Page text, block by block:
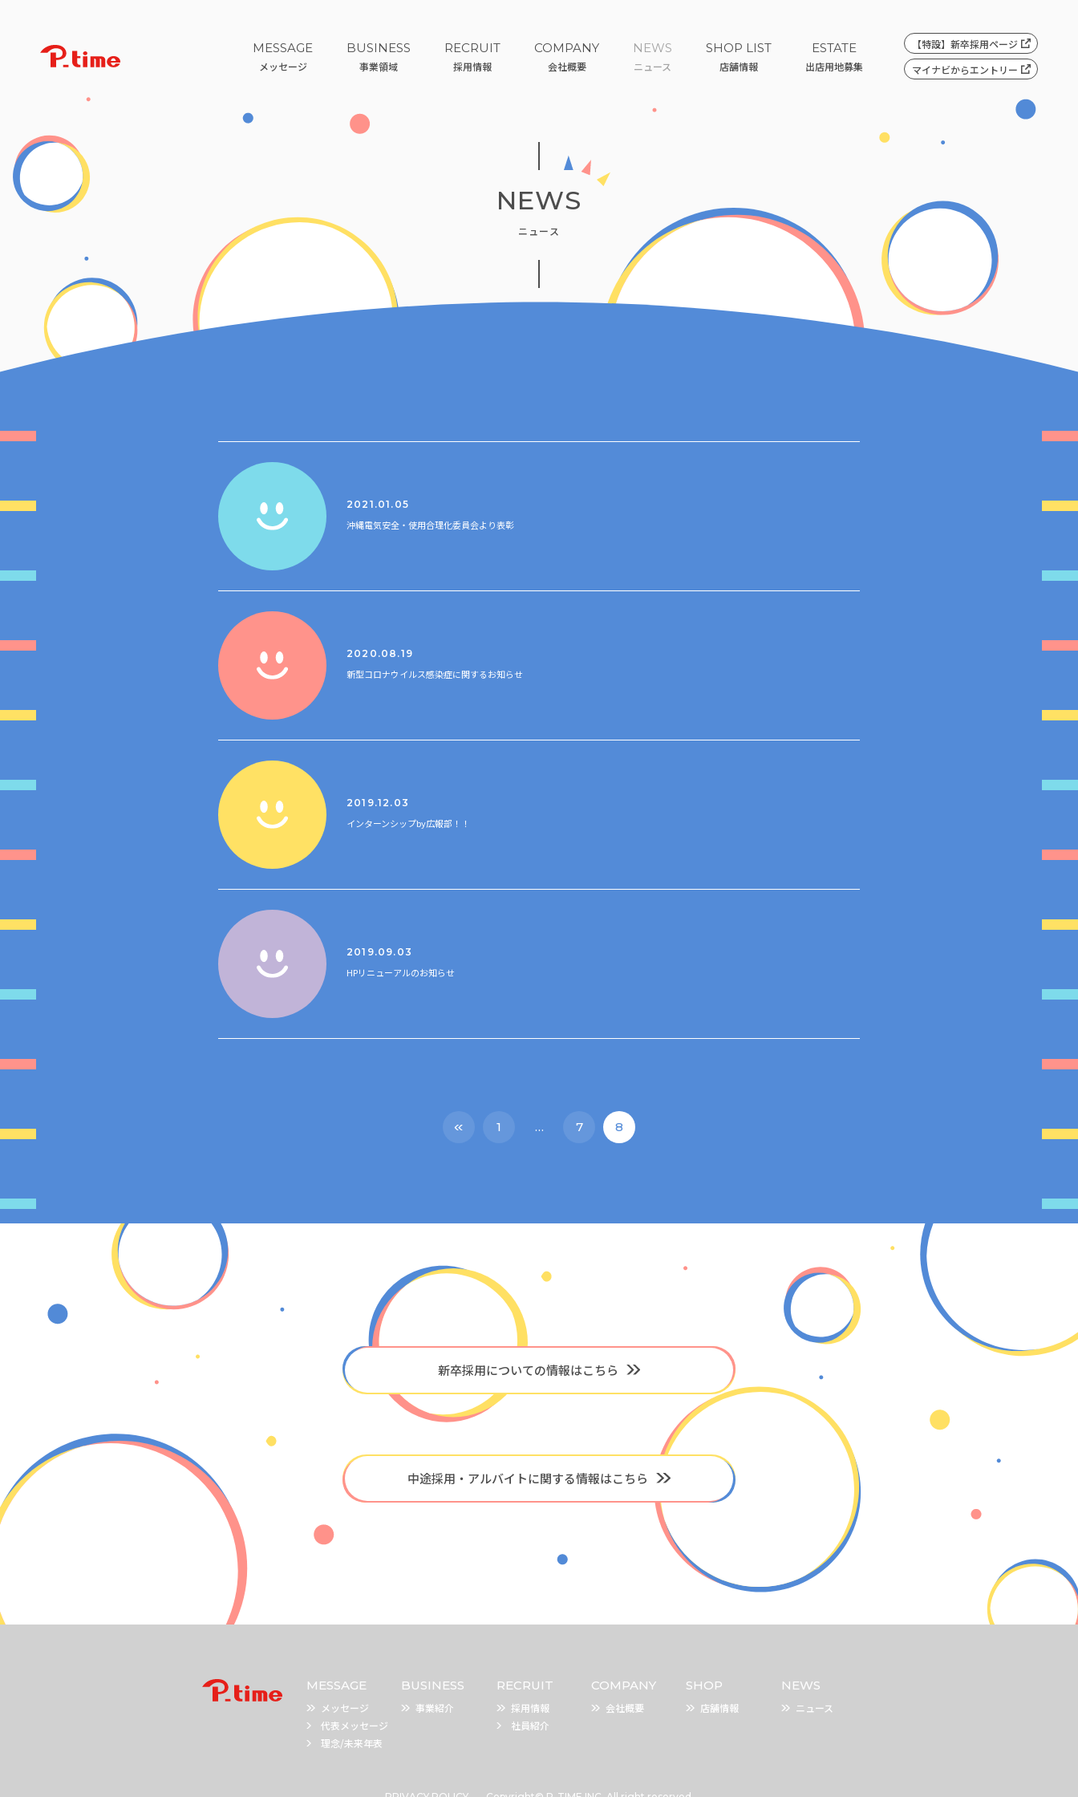
MESSAGE
メッセージ
BUSINESS
事業領域
RECRUIT
採用情報
COMPANY
会社概要
NEWS
ニュース
SHOP LIST
店舗情報
ESTATE
出店用地募集
【特設】 新卒採用ページ
マイナビからエントリー
NEWS
ニュース
2021.01.05
沖縄電気安全・使用合理化委員会より表彰
2020.08.19
新型コロナウイルス感染症に関するお知らせ
2019.12.03
インターンシップby広報部！！
2019.09.03
HPリニューアルのお知らせ
1 … 7 8
新卒採用についての情報はこちら
中途採用・アルバイトに関する情報はこちら
MESSAGE
メッセージ
代表メッセージ
理念/未来年表
BUSINESS
事業紹介
RECRUIT
採用情報
社員紹介
COMPANY
会社概要
SHOP
店舗情報
NEWS
ニュース